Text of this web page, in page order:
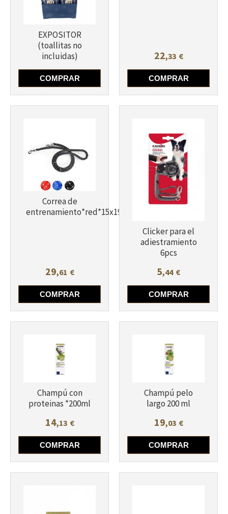
EXPOSITOR
(toallitas no
incluidas)
COMPRAR
22,33 €
COMPRAR
Correa de
entrenamiento*red*15x1950
29,61 €
COMPRAR
Clicker para el
adiestramiento
6pcs
5,44 €
COMPRAR
Champú con
proteinas *200ml
14,13 €
COMPRAR
Champú pelo
largo 200 ml
19,03 €
COMPRAR
Más info
Más info